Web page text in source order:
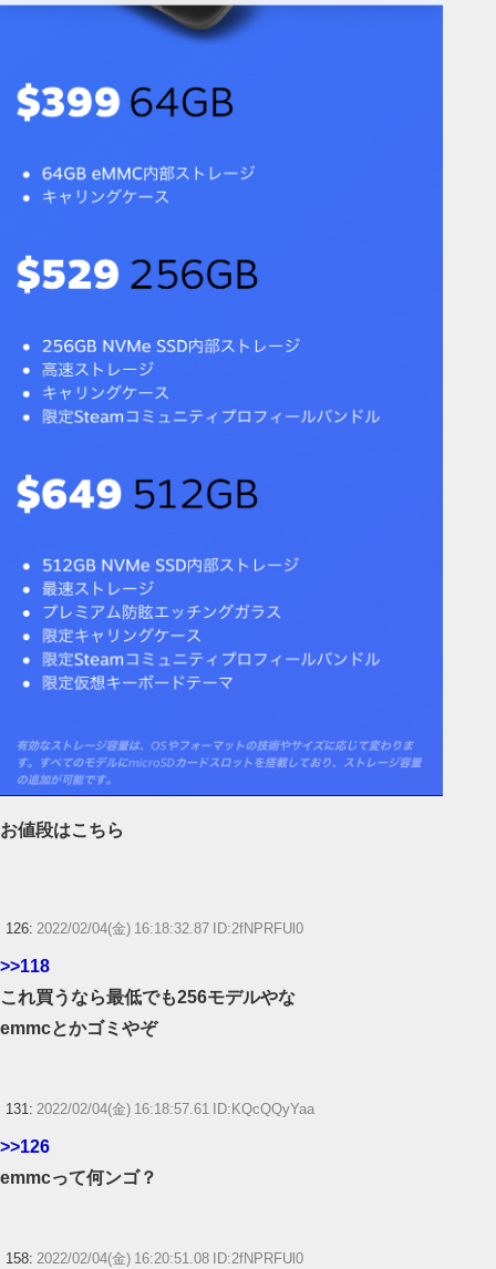
お値段はこちら
126: 2022/02/04(金) 16:18:32.87 ID:2fNPRFUl0
>>118
これ買うなら最低でも256モデルやな
emmcとかゴミやぞ
131: 2022/02/04(金) 16:18:57.61 ID:KQcQQyYaa
>>126
emmcって何ンゴ？
158: 2022/02/04(金) 16:20:51.08 ID:2fNPRFUl0